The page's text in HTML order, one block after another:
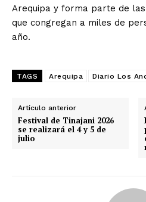
Arequipa y forma parte de
que congregan a miles de
año.
TAGS Arequipa Diario Los
Artículo anterior
Festival de Tinajani 2026
se realizará el 4 y 5 de
julio